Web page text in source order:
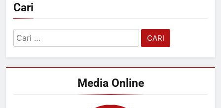
Cari
Cari
untuk:
Media Online